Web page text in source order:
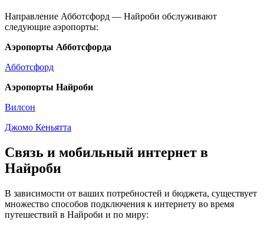
Направление Абботсфорд — Найроби обслуживают
следующие аэропорты:
Аэропорты Абботсфорда
Абботсфорд
Аэропорты Найроби
Вилсон
Джомо Кеньятта
Связь и мобильный интернет в
Найроби
В зависимости от ваших потребностей и бюджета, существует
множество способов подключения к интернету во время
путешествий в Найроби и по миру: